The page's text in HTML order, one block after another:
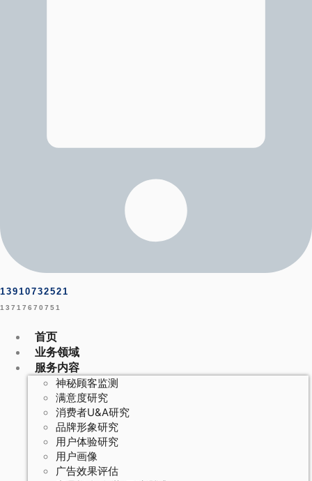
13910732521
13717670751
首页
业务领域
服务内容
神秘顾客监测
满意度研究
消费者U&A研究
品牌形象研究
用户体验研究
用户画像
广告效果评估